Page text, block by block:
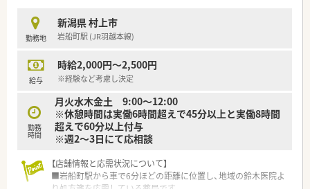
勤務地
新潟県 村上市
岩船町駅 (JR羽越本線)
給与
時給2,000円～2,500円
※経験など考慮し決定
勤務
時間
月火水木金土 9:00～12:00
※休憩時間は実働6時間超えで45分以上と実働8時間
超えで60分以上付与
※週2～3日にて応相談
【店舗情報と応需状況について】
■岩船町駅から車で6分ほどの距離に位置し、地域の鈴木医院よ